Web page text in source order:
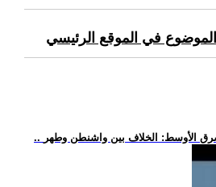
في الموقع الرئيسي
الأوسط: الخلاف بين واشنطن وطهر